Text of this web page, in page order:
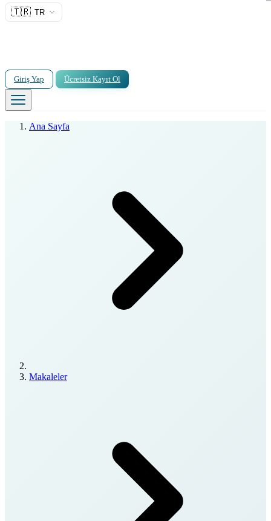
🇹🇷 TR
Giriş Yap Ücretsiz Kayıt Ol
Ana Sayfa
Makaleler